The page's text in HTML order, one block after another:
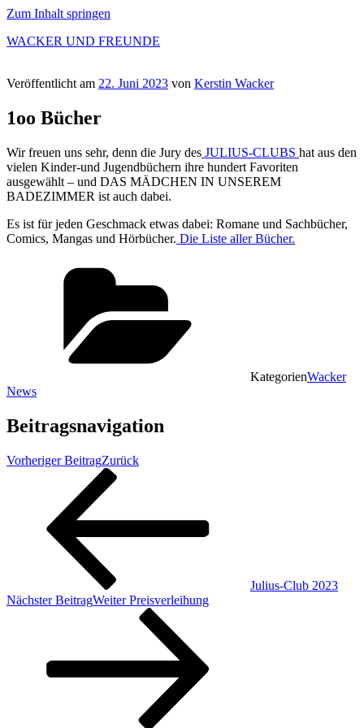
Zum Inhalt springen
WACKER UND FREUNDE
Veröffentlicht am 22. Juni 2023 von Kerstin Wacker
1oo Bücher
Wir freuen uns sehr, denn die Jury des JULIUS-CLUBS hat aus den
vielen Kinder-und Jugendbüchern ihre hundert Favoriten
ausgewählt – und DAS MÄDCHEN IN UNSEREM
BADEZIMMER ist auch dabei.
Es ist für jeden Geschmack etwas dabei: Romane und Sachbücher,
Comics, Mangas und Hörbücher. Die Liste aller Bücher.
KategorienWacker
News
Beitragsnavigation
Vorheriger BeitragZurück
Julius-Club 2023
Nächster BeitragWeiter Preisverleihung